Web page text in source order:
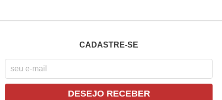
CADASTRE-SE
DESEJO RECEBER